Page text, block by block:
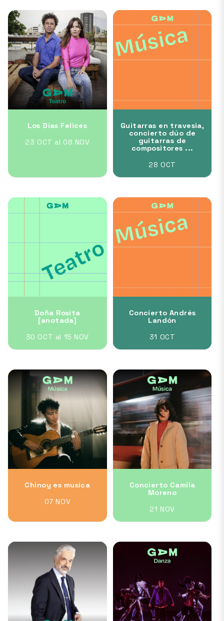
Los Días Felices
23 OCT al 08 NOV
Guitarras en travesia,
concierto dúo de
guitarras de
compositores ...
28 OCT
Doña Rosita
[anotada]
30 OCT al 15 NOV
Concierto Andrés
Landón
31 OCT
Chinoy es musica
07 NOV
Concierto Camila
Moreno
21 NOV